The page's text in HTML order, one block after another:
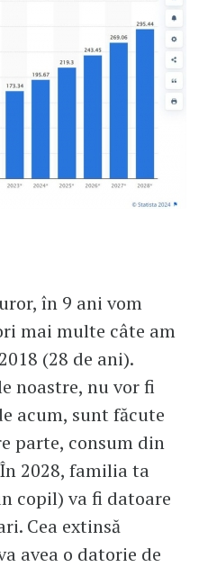
în 9 ani vom
mai multe câte am
(28 de ani).
noastre, nu vor fi
acum, sunt făcute
parte, consum din
2028, familia ta
copil) va fi datoare
Cea extinsă
avea o datorie de